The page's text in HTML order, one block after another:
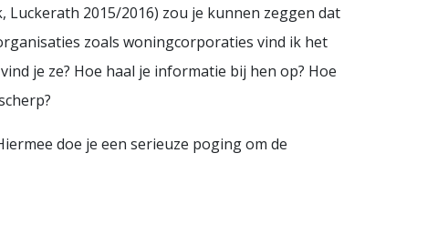
2015/2016) zou je kunnen zeggen dat
zoals woningcorporaties vind ik het
je ze? Hoe haal je informatie bij hen op? Hoe
doe je een serieuze poging om de